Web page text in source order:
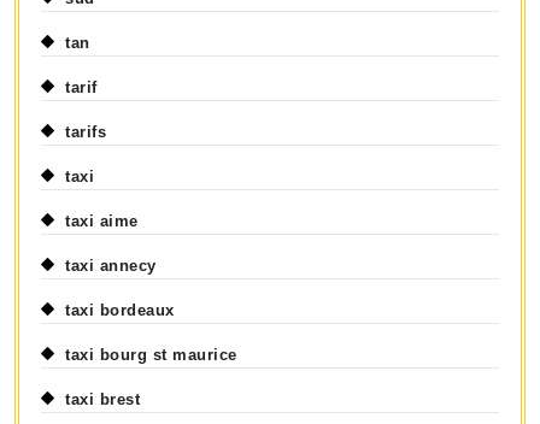
tan
tarif
tarifs
taxi
taxi aime
taxi annecy
taxi bordeaux
taxi bourg st maurice
taxi brest